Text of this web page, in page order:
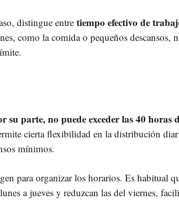
distingue entre tiempo efectivo de
como la comida o pequeños descansos,
parte, no puede exceder las 40 horas
cierta flexibilidad en la distribución
mínimos.
para organizar los horarios. Es habitual
a jueves y reduzcan las del viernes,